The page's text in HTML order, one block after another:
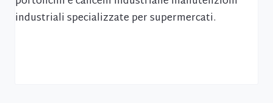
industriali specializzate per supermercati.